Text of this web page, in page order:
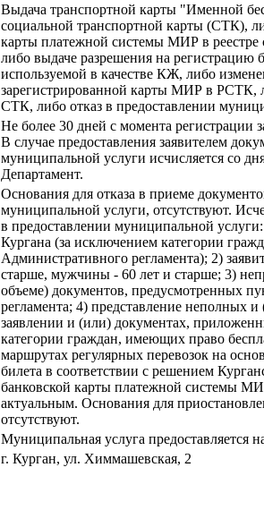
Выдача транспортной карты "Именной
социальной транспортной карты (СТК),
карты платежной системы МИР в
либо выдаче разрешения на
используемой в качестве КЖ, либо
зарегистрированной карты МИР в
СТК, либо отказ в предоставлении
Не более 30 дней с момента регистрации
В случае предоставления заявителем
муниципальной услуги исчисляется со
Департамент.
Основания для отказа в приеме
муниципальной услуги, отсутствуют.
в предоставлении муниципальной
Кургана (за исключением категории
Административного регламента); 2)
старше, мужчины - 60 лет и старше; 3)
объеме) документов, предусмотренных
регламента; 4) представление неполных
заявлении и (или) документах,
категории граждан, имеющих право
маршрутах регулярных перевозок на
билета в соответствии с решением
банковской карты платежной системы
актуальным. Основания для
отсутствуют.
Муниципальная услуга предоставляется
г. Курган, ул. Химмашевская, 2